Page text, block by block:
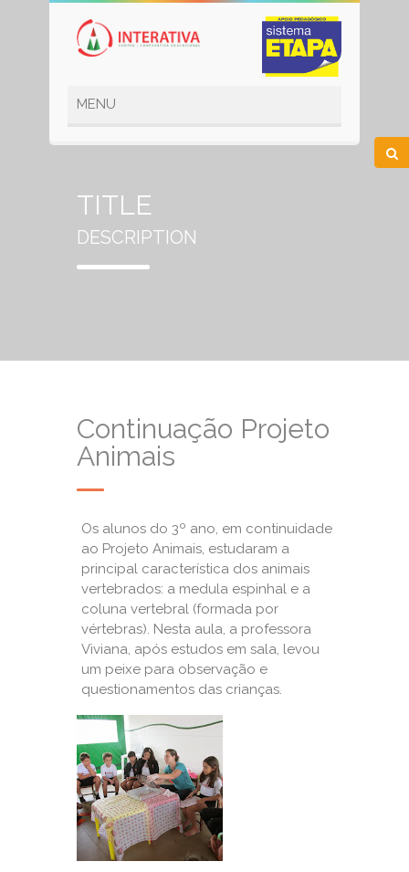
TITLE
DESCRIPTION
Continuação Projeto
Animais
Os alunos do 3º ano, em continuidade
ao Projeto Animais, estudaram a
principal característica dos animais
vertebrados: a medula espinhal e a
coluna vertebral (formada por
vértebras). Nesta aula, a professora
Viviana, após estudos em sala, levou
um peixe para observação e
questionamentos das crianças.